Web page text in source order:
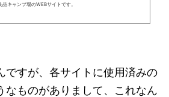
キャンプ場のWEBサイトです。
ですが、各サイトに使用済みの
なものがありまして、これなん